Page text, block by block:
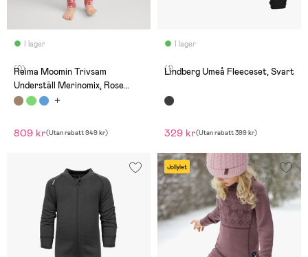
I lager
(0)
Reima Moomin Trivsam
Underställ Merinomix, Rose
Blush
809 kr(Utan rabatt949 kr)
I lager
(1)
Lindberg Umeå Fleeceset, Svart
329 kr(Utan rabatt399 kr)
Jollylet